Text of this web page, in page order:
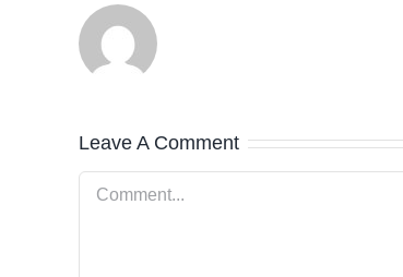
Leave A Comment
Comment